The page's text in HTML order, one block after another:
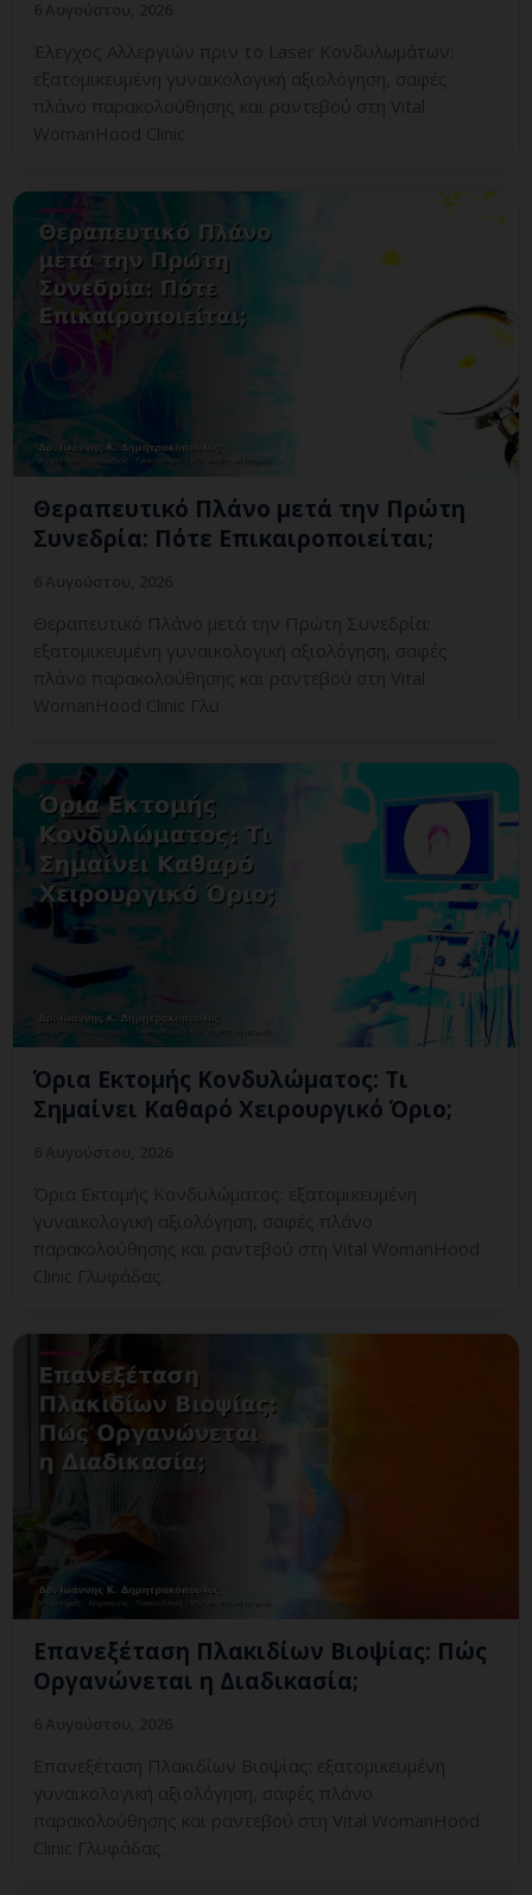
Έλεγχος Αλλεργιών πριν το Laser Κονδυλωμάτων:
εξατομικευμένη γυναικολογική αξιολόγηση, σαφές
πλάνο παρακολούθησης και ραντεβού στη Vital
WomanHood Clinic
Θεραπευτικό Πλάνο μετά την Πρώτη
Συνεδρία: Πότε Επικαιροποιείται;
Θεραπευτικό Πλάνο μετά την Πρώτη Συνεδρία:
εξατομικευμένη γυναικολογική αξιολόγηση, σαφές
πλάνο παρακολούθησης και ραντεβού στη Vital
WomanHood Clinic Γλυ
Όρια Εκτομής Κονδυλώματος: Τι
Σημαίνει Καθαρό Χειρουργικό Όριο;
Όρια Εκτομής Κονδυλώματος: εξατομικευμένη
γυναικολογική αξιολόγηση, σαφές πλάνο
παρακολούθησης και ραντεβού στη Vital WomanHood
Clinic Γλυφάδας.
Επανεξέταση Πλακιδίων Βιοψίας: Πώς
Οργανώνεται η Διαδικασία;
Επανεξέταση Πλακιδίων Βιοψίας: εξατομικευμένη
γυναικολογική αξιολόγηση, σαφές πλάνο
παρακολούθησης και ραντεβού στη Vital WomanHood
Clinic Γλυφάδας.